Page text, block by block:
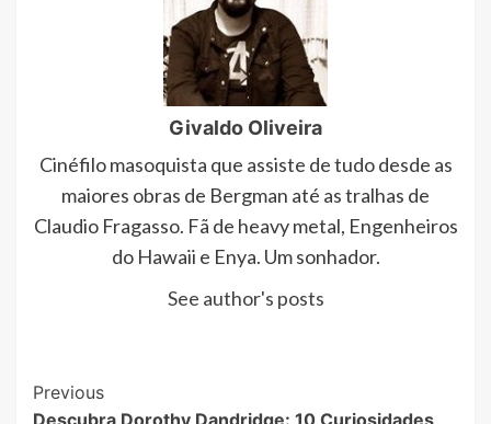
Givaldo Oliveira
Cinéfilo masoquista que assiste de tudo desde as
maiores obras de Bergman até as tralhas de
Claudio Fragasso. Fã de heavy metal, Engenheiros
do Hawaii e Enya. Um sonhador.
See author's posts
Post
Previous